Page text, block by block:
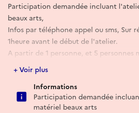
Participation demandée incluant
beaux arts,
Infos par téléphone appel ou sms, Sur
1heure avant le début de l'atelier.
A partir de 1 personne, et 5 personnes
19/10/2025 > 17h-18h30
+ Voir plus
Informations
Participation demandée
matériel beaux arts